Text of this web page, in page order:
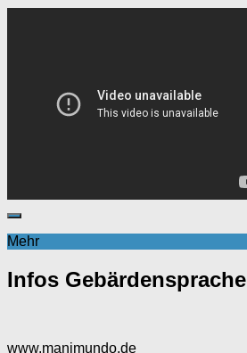
Mehr
Infos Gebärdensprache
www.manimundo.de